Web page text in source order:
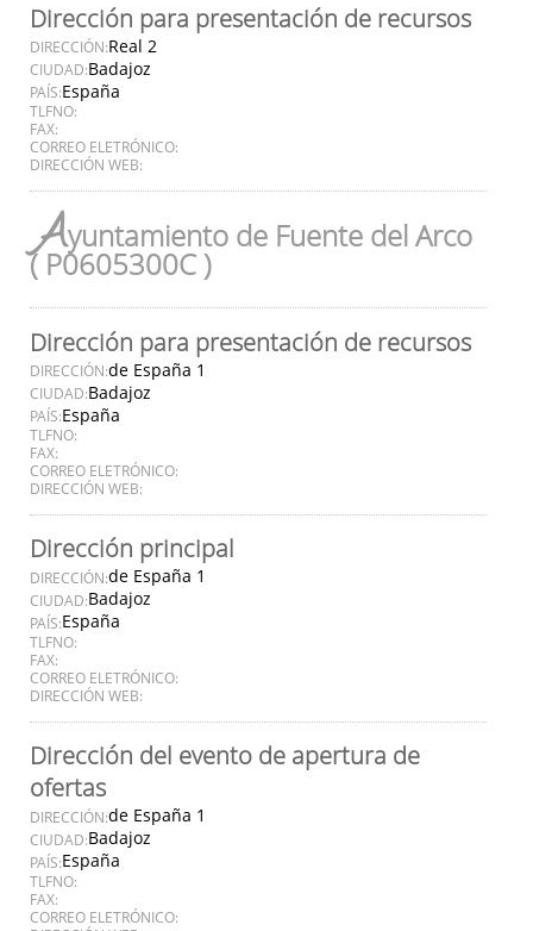
Dirección para presentación de recursos
DIRECCIÓN:Real 2
CIUDAD:Badajoz
PAÍS:España
TLFNO:
FAX:
CORREO ELETRÓNICO:
DIRECCIÓN WEB:
Ayuntamiento de Fuente del Arco
( P0605300C )
Dirección para presentación de recursos
DIRECCIÓN:de España 1
CIUDAD:Badajoz
PAÍS:España
TLFNO:
FAX:
CORREO ELETRÓNICO:
DIRECCIÓN WEB:
Dirección principal
DIRECCIÓN:de España 1
CIUDAD:Badajoz
PAÍS:España
TLFNO:
FAX:
CORREO ELETRÓNICO:
DIRECCIÓN WEB:
Dirección del evento de apertura de
ofertas
DIRECCIÓN:de España 1
CIUDAD:Badajoz
PAÍS:España
TLFNO:
FAX:
CORREO ELETRÓNICO: